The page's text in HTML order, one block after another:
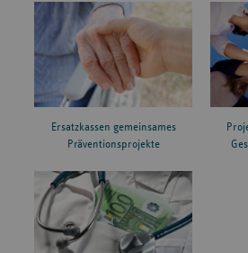
Ersatzkassen gemeinsames
Präventionsprojekte